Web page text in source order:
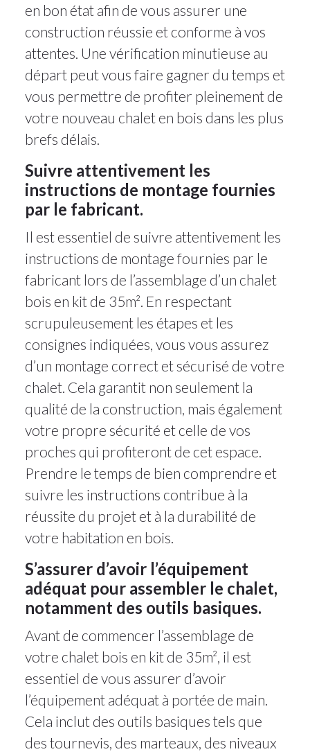
en bon état afin de vous assurer une
construction réussie et conforme à vos
attentes. Une vérification minutieuse au
départ peut vous faire gagner du temps et
vous permettre de profiter pleinement de
votre nouveau chalet en bois dans les plus
brefs délais.
Suivre attentivement les
instructions de montage fournies
par le fabricant.
Il est essentiel de suivre attentivement les
instructions de montage fournies par le
fabricant lors de l’assemblage d’un chalet
bois en kit de 35m². En respectant
scrupuleusement les étapes et les
consignes indiquées, vous vous assurez
d’un montage correct et sécurisé de votre
chalet. Cela garantit non seulement la
qualité de la construction, mais également
votre propre sécurité et celle de vos
proches qui profiteront de cet espace.
Prendre le temps de bien comprendre et
suivre les instructions contribue à la
réussite du projet et à la durabilité de
votre habitation en bois.
S’assurer d’avoir l’équipement
adéquat pour assembler le chalet,
notamment des outils basiques.
Avant de commencer l’assemblage de
votre chalet bois en kit de 35m², il est
essentiel de vous assurer d’avoir
l’équipement adéquat à portée de main.
Cela inclut des outils basiques tels que
des tournevis, des marteaux, des niveaux